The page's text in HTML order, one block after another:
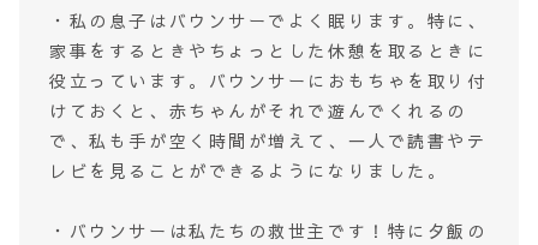
・私の息子はバウンサーでよく眠ります。特に、
家事をするときやちょっとした休憩を取るときに
役立っています。バウンサーにおもちゃを取り付
けておくと、赤ちゃんがそれで遊んでくれるの
で、私も手が空く時間が増えて、一人で読書やテ
レビを見ることができるようになりました。
・バウンサーは私たちの救世主です！特に夕飯の